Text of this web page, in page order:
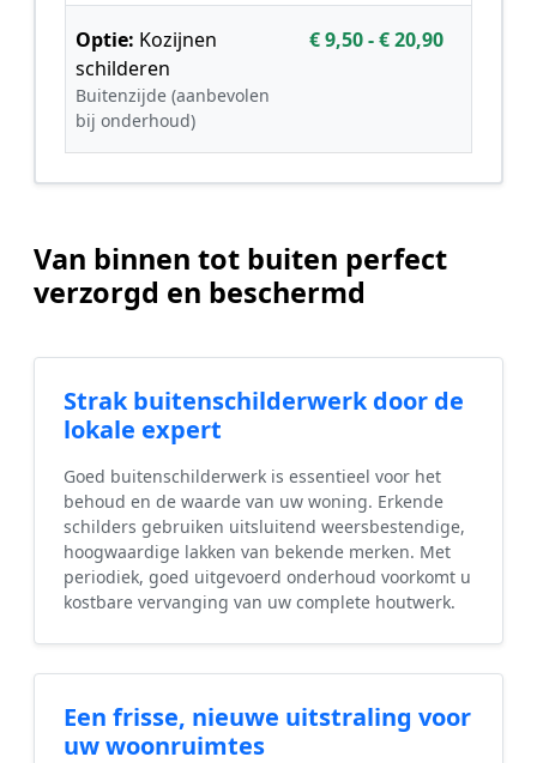
Optie: Kozijnen
schilderen
Buitenzijde (aanbevolen
bij onderhoud)
€ 9,50 - € 20,90
Van binnen tot buiten perfect
verzorgd en beschermd
Strak buitenschilderwerk door de
lokale expert
Goed buitenschilderwerk is essentieel voor het
behoud en de waarde van uw woning. Erkende
schilders gebruiken uitsluitend weersbestendige,
hoogwaardige lakken van bekende merken. Met
periodiek, goed uitgevoerd onderhoud voorkomt u
kostbare vervanging van uw complete houtwerk.
Een frisse, nieuwe uitstraling voor
uw woonruimtes